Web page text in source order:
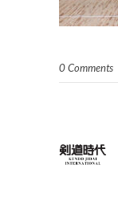
0 Comments